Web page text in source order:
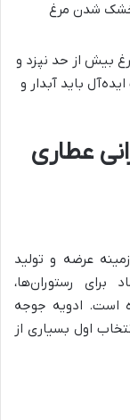
خشک شدن مرغ
بیش از حد نپزد و
باید آبدار و
عطاری
عرضه و تولید
برای رستوران‌ها،
است. ادویه جوجه
اول بسیاری از